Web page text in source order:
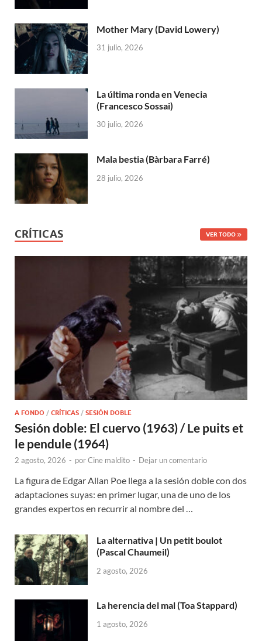
Mother Mary (David Lowery)
31 julio, 2026
La última ronda en Venecia
(Francesco Sossai)
30 julio, 2026
Mala bestia (Bàrbara Farré)
28 julio, 2026
CRÍTICAS VER TODO
A FONDO / CRÍTICAS / SESIÓN DOBLE
Sesión doble: El cuervo (1963) / Le puits et
le pendule (1964)
2 agosto, 2026 - porCine maldito - Dejar un comentario
La figura de Edgar Allan Poe llega a la sesión doble con dos
adaptaciones suyas: en primer lugar, una de uno de los
grandes expertos en recurrir al nombre del …
La alternativa | Un petit boulot
(Pascal Chaumeil)
2 agosto, 2026
La herencia del mal (Toa Stappard)
1 agosto, 2026